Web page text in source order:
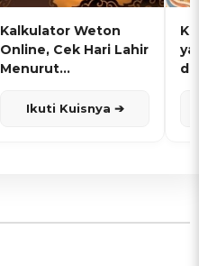
Kalkulator Weton
Online, Cek Hari Lahir
Menurut
Ikuti Kuisnya ➔